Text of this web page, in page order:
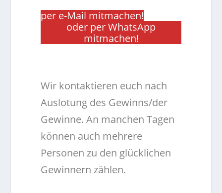
per e-Mail mitmachen!
oder per WhatsApp
mitmachen!
Wir kontaktieren euch nach
Auslotung des Gewinns/der
Gewinne. An manchen Tagen
können auch mehrere
Personen zu den glücklichen
Gewinnern zählen.